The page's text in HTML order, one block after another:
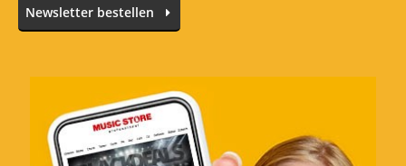
Bewertung von:tonmasam19.3.20
Verwende das Mic für Cello Aufnahmen und
Voiceovers. Sehr sauberes Signal, sehr
detailliert. Da die Mics ab Werk "gematched"
Newsletter bestellen